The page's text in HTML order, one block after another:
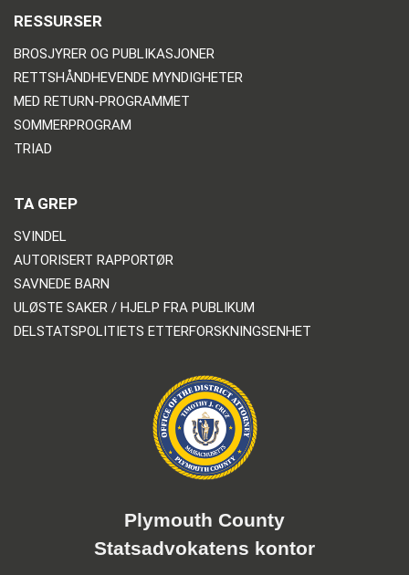
RESSURSER
BROSJYRER OG PUBLIKASJONER
RETTSHÅNDHEVENDE MYNDIGHETER
MED RETURN-PROGRAMMET
SOMMERPROGRAM
TRIAD
TA GREP
SVINDEL
AUTORISERT RAPPORTØR
SAVNEDE BARN
ULØSTE SAKER / HJELP FRA PUBLIKUM
DELSTATSPOLITIETS ETTERFORSKNINGSENHET
Plymouth County
Statsadvokatens kontor